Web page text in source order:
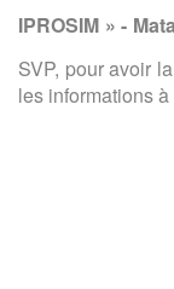
IPROSIM » -
SVP, pour avoir
les informations